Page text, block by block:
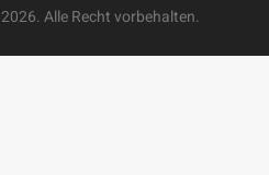
2026. Alle Recht vorbehalten.